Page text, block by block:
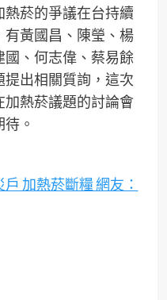
菸的爭議在台持續
黃國昌、陳瑩、楊
、何志偉、蔡易餘
出相關質詢，這次
熱菸議題的討論會
。
加熱菸斷糧 網友：